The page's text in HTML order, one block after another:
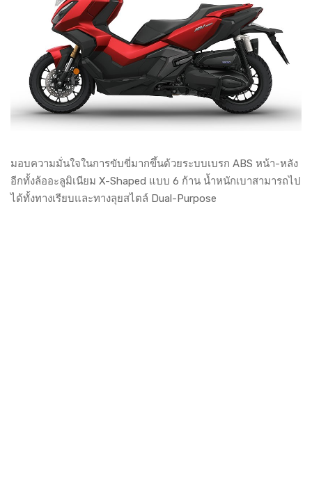
มอบความมั่นใจในการขับขี่มากขึ้นด้วยระบบเบรก ABS หน้า-หลัง
อีกทั้งล้ออะลูมิเนียม X-Shaped แบบ 6 ก้าน น้ำหนักเบาสามารถไป
ได้ทั้งทางเรียบและทางลุยสไตล์ Dual-Purpose